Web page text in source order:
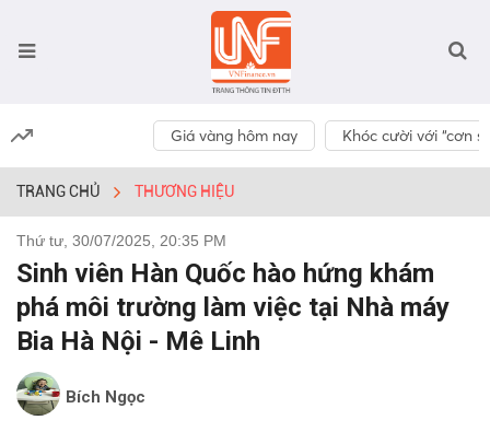
Giá vàng hôm nay Khóc cười với “cơn
TRANG CHỦ THƯƠNG HIỆU
Thứ tư, 30/07/2025, 20:35 PM
Sinh viên Hàn Quốc hào hứng khám
phá môi trường làm việc tại Nhà máy
Bia Hà Nội - Mê Linh
Bích Ngọc